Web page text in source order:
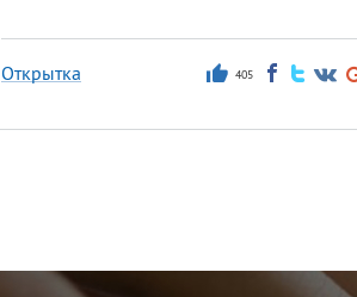
Открытка 405